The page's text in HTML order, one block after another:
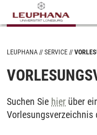
LEUPHANA SERVICE
Suchen Sie hier über
Vorlesungsverzeichnis